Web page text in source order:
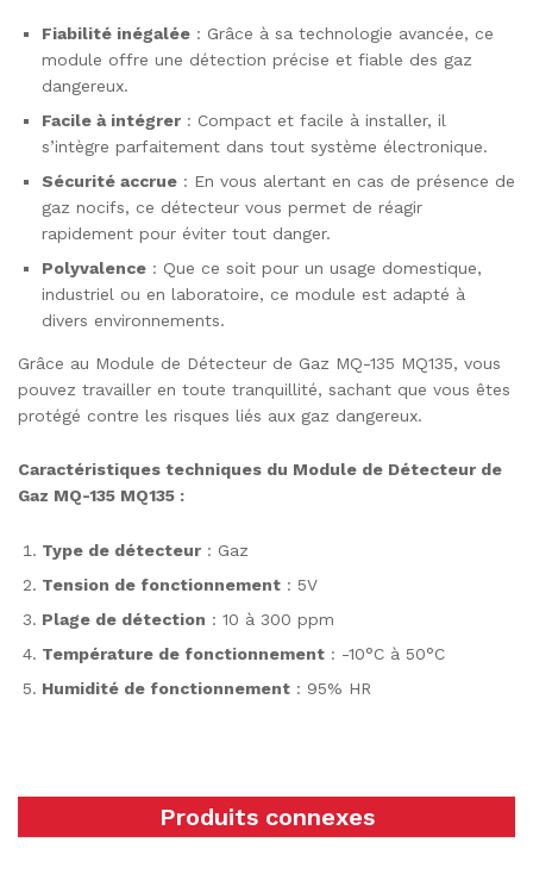
Fiabilité inégalée : Grâce à sa technologie avancée, ce
module offre une détection précise et fiable des gaz
dangereux.
Facile à intégrer : Compact et facile à installer, il
s’intègre parfaitement dans tout système électronique.
Sécurité accrue : En vous alertant en cas de présence de
gaz nocifs, ce détecteur vous permet de réagir
rapidement pour éviter tout danger.
Polyvalence : Que ce soit pour un usage domestique,
industriel ou en laboratoire, ce module est adapté à
divers environnements.
Grâce au Module de Détecteur de Gaz MQ-135 MQ135, vous
pouvez travailler en toute tranquillité, sachant que vous êtes
protégé contre les risques liés aux gaz dangereux.
Caractéristiques techniques du Module de Détecteur de
Gaz MQ-135 MQ135 :
Type de détecteur : Gaz
Tension de fonctionnement : 5V
Plage de détection : 10 à 300 ppm
Température de fonctionnement : -10°C à 50°C
Humidité de fonctionnement : 95% HR
Produits connexes